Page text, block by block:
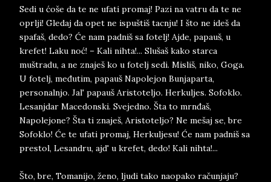
Sedi u ćoše da te ne ufati promaj! Pazi na vatru da te ne
oprlji! Gledaj da opet ne ispuštiš tacnju! I što ne ideš da
spafaš, dedo? Će nam padniš sa fotelj! Ajde, papauš, u
krefet! Laku noć! – Kali nihta!... Slušaš kako starca
muštradu, a ne znaješ ko u fotelj sedi. Misliš, niko, Goga.
U fotelj, međutim, papauš Napolejon Bunjaparta,
personalnjo. Jal' papauš Aristoteljo. Herkuljes. Sofoklo.
Lesanjdar Macedonski. Svejedno. Šta to mrnđaš,
Napolejone? Šta ti znaješ, Aristoteljo? Ne mešaj se, bre
Sofoklo! Će te ufati promaj, Herkuljesu! Će nam padniš sa
prestol, Lesandru, ajd' u krefet, dedo! Kali nihta!...
Što, bre, Tomanijo, ženo, ljudi tako naopako računjaju?